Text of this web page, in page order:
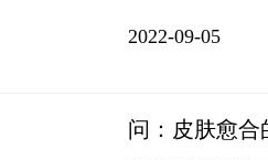
2022-09-05
问：皮肤愈合